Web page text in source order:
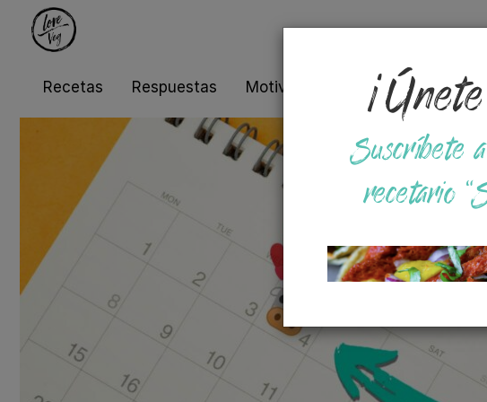
Recetas Respuestas Motivos Salud Tips
Suscríbete
recetario